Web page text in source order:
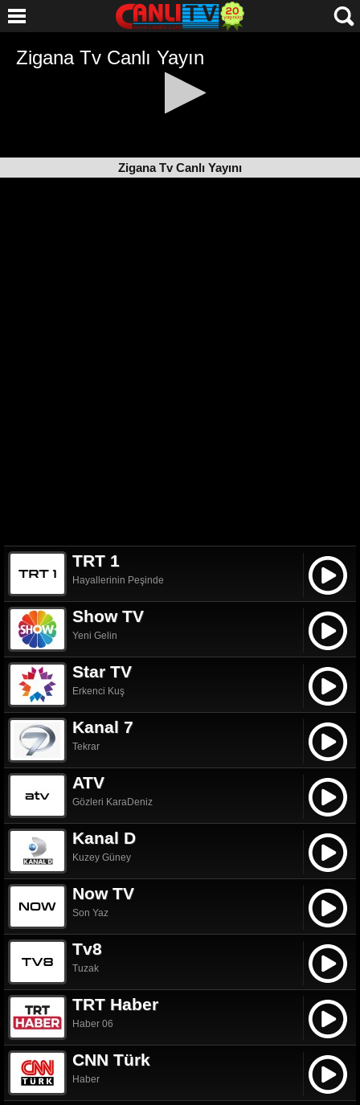
Zigana Tv Canlı Yayını
TRT 1
Hayallerinin Peşinde
Show TV
Yeni Gelin
Star TV
Erkenci Kuş
Kanal 7
Tekrar
ATV
Gözleri KaraDeniz
Kanal D
Kuzey Güney
Now TV
Son Yaz
Tv8
Tuzak
TRT Haber
Haber 06
CNN Türk
Haber